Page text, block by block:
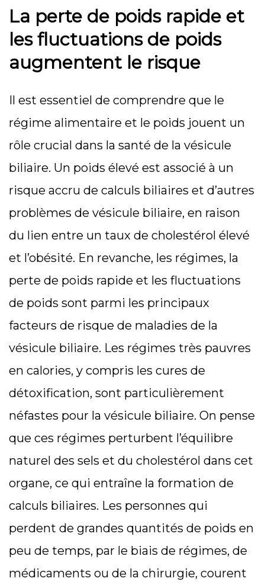
La perte de poids rapide et
les fluctuations de poids
augmentent le risque
Il est essentiel de comprendre que le
régime alimentaire et le poids jouent un
rôle crucial dans la santé de la vésicule
biliaire. Un poids élevé est associé à un
risque accru de calculs biliaires et d’autres
problèmes de vésicule biliaire, en raison
du lien entre un taux de cholestérol élevé
et l’obésité. En revanche, les régimes, la
perte de poids rapide et les fluctuations
de poids sont parmi les principaux
facteurs de risque de maladies de la
vésicule biliaire. Les régimes très pauvres
en calories, y compris les cures de
détoxification, sont particulièrement
néfastes pour la vésicule biliaire. On pense
que ces régimes perturbent l’équilibre
naturel des sels et du cholestérol dans cet
organe, ce qui entraîne la formation de
calculs biliaires. Les personnes qui
perdent de grandes quantités de poids en
peu de temps, par le biais de régimes, de
médicaments ou de la chirurgie, courent